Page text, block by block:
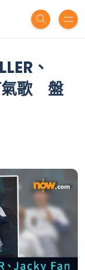
、
氣歌 盤